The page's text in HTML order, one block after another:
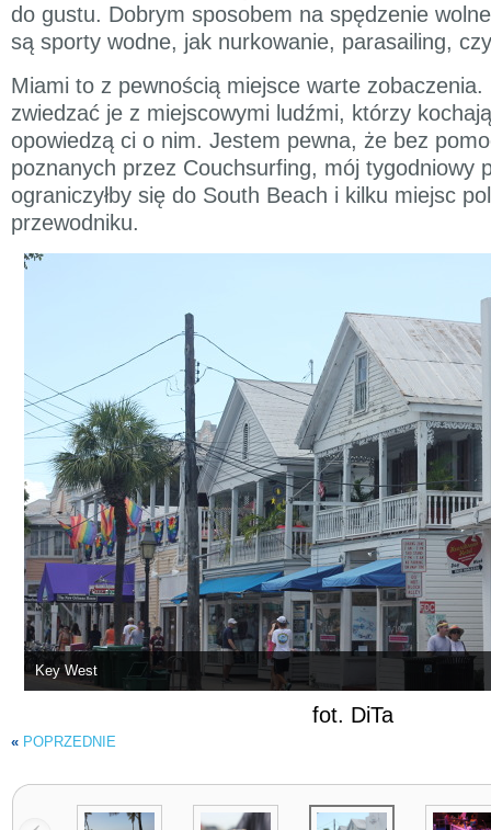
do gustu. Dobrym sposobem na spędzenie
są sporty wodne, jak nurkowanie, parasailing,
Miami to z pewnością miejsce warte zobaczenia.
zwiedzać je z miejscowymi ludźmi, którzy
opowiedzą ci o nim. Jestem pewna, że bez
poznanych przez Couchsurfing, mój tygodniowy
ograniczyłby się do South Beach i kilku miejsc
przewodniku.
Key West
fot. DiTa
« POPRZEDNIE